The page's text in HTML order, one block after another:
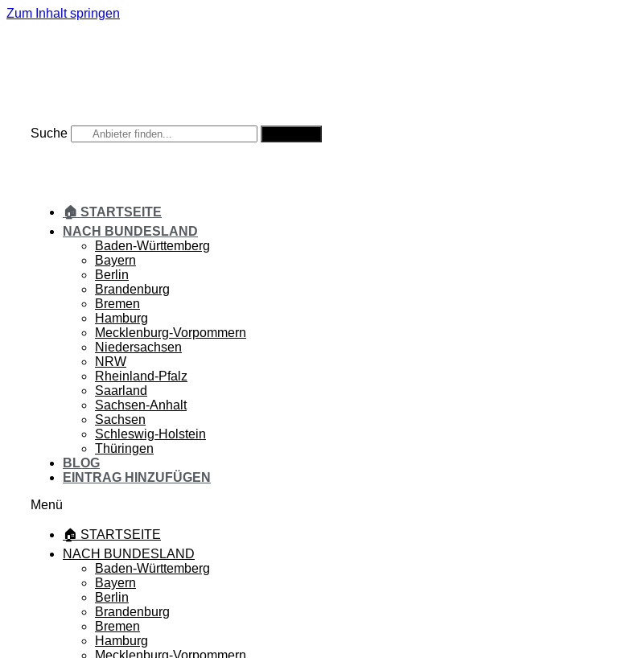
Zum Inhalt springen
Suche
🏠 STARTSEITE
NACH BUNDESLAND
Baden-Württemberg
Bayern
Berlin
Brandenburg
Bremen
Hamburg
Mecklenburg-Vorpommern
Niedersachsen
NRW
Rheinland-Pfalz
Saarland
Sachsen-Anhalt
Sachsen
Schleswig-Holstein
Thüringen
BLOG
EINTRAG HINZUFÜGEN
Menü
🏠 STARTSEITE
NACH BUNDESLAND
Baden-Württemberg
Bayern
Berlin
Brandenburg
Bremen
Hamburg
Mecklenburg-Vorpommern